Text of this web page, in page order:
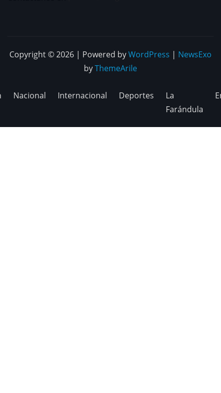
Copyright © 2026 | Powered byWordPress | NewsExo
byThemeArile
Nacional Internacional Deportes
La
Farándula